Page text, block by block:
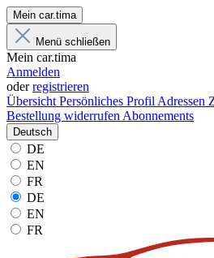
Mein car.tima
Menü schließen
Mein car.tima
Anmelden
oderregistrieren
Übersicht Persönliches Profil Adressen
Bestellung widerrufen Abonnements
Deutsch
DE
EN
FR
DE
EN
FR